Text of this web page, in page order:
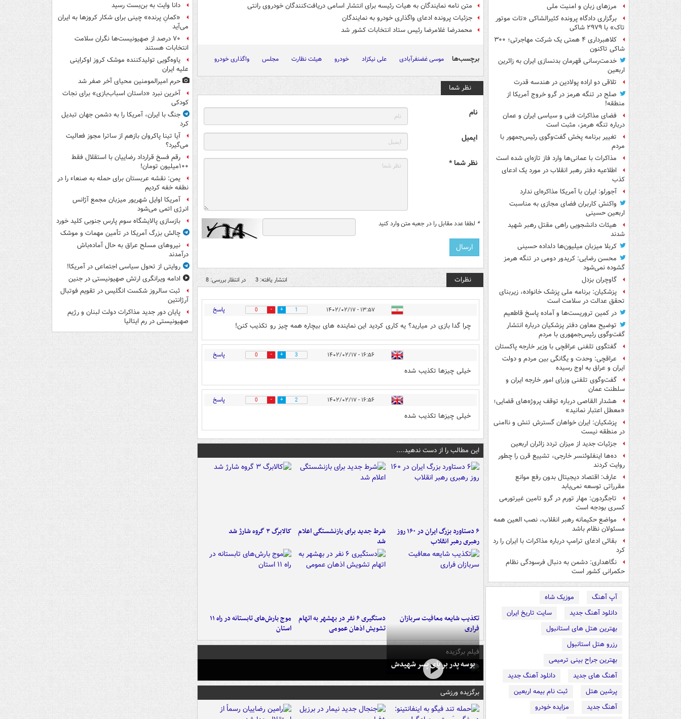
مرزهای زبان و امنیت ملی
برگزاری دادگاه پرونده کثیرالشاکی «تات موتور
تاک» با ۲۹۷۹ شاکی
کلاهبرداری ۴ همتی یک شرکت مهاجرتی؛ ۳۰۰
شاکی تاکنون
خدمت‌رسانی قهرمان بدنسازی ایران به زائرین
اربعین
تلاقی دو اراده پولادین در هندسه قدرت
صلح در تنگه هرمز در گرو خروج آمریکا از
منطقه!
فضای مذاکرات فنی و سیاسی ایران و عمان
درباره تنگه هرمز، مثبت است
تغییر برنامه پخش گفت‌وگوی رئیس‌جمهور با
مردم
مذاکرات با عمانی‌ها وارد فاز تازه‌ای شده است
اطلاعیه دفتر رهبر انقلاب در مورد یک ادعای
کذب
آجورلو: ایران با آمریکا مذاکره‌ای ندارد
واکنش کاربران فضای مجازی به مناسبت
اربعین حسینی
هیئات دانشجویی راهی مقتل رهبر شهید
شدند
کربلا میزبان میلیون‌ها دلداده حسینی
محسن رضایی: کریدور دومی در تنگه هرمز
گشوده نمی‌شود
گاوچران بزدل
پزشکیان: برنامه ملی پزشک خانواده، زیربنای
تحقق عدالت در سلامت است
در کمین تروریست‌ها و آماده پاسخ قاطعیم
توضیح معاون دفتر پزشکیان درباره انتشار
گفت‌وگوی رئیس‌جمهوری با مردم
گفتگوی تلفنی عراقچی با وزیر خارجه پاکستان
عراقچی: وحدت و یگانگی بین مردم و دولت
ایران و عراق به اوج رسیده
گفت‌وگوی تلفنی وزرای امور خارجه ایران و
سلطنت عمان
هشدار القاصی درباره توقف پروژه‌های قضایی؛
«معطل اعتبار نمانید»
پزشکیان: ایران خواهان گسترش تنش و ناامنی
در منطقه نیست
جزئیات جدید از میزان تردد زائران اربعین
ده‌ها اینفلوئنسر خارجی، تشییع قرن را چطور
روایت کردند
عارف: اقتصاد دیجیتال بدون رفع موانع
مقرراتی توسعه نمی‌یابد
تاجگردون: مهار تورم در گرو تامین غیرتورمی
کسری بودجه است
مواضع حکیمانه رهبر انقلاب، نصب العین همه
مسئولان نظام باشد
بقائی ادعای ترامپ درباره مذاکرات با ایران را رد
کرد
نگاهداری: دشمن به دنبال فرسودگی نظام
حکمرانی کشور است
آپ آهنگ
موزیک شاه
دانلود آهنگ جدید
سایت تاریخ ایران
بهترین هتل های استانبول
رزرو هتل استانبول
بهترین جراح بینی ترمیمی
آهنگ های جدید
دانلود آهنگ جدید
پرشین هتل
ثبت نام بیمه اربعین
آهنگ جدید
مزایده خودرو
متن نامه نمایندگان به هیات رئیسه برای انتشار اسامی دریافت‌کنندگان خودروی رانتی
جزئیات پرونده ادعای واگذاری خودرو به نمایندگان
محمدرضا غلامرضا رئیس ستاد انتخابات کشور شد
برچسب‌ها موسی غضنفرآبادی علی نیکزاد خودرو هیئت نظارت مجلس واگذاری خودرو
نظر شما
نام
ایمیل
نظر شما *
* لطفا عدد مقابل را در جعبه متن وارد کنید
نظرات انتشار یافته: 3 در انتظار بررسی: 8
۱۳:۵۷ - ۱۴۰۲/۰۲/۱۷ 1
0 پاسخ
چرا گدا بازی در میارید؟ یه کاری کردید این نماینده های بیچاره همه چیز رو تکذیب کنن!
۱۶:۵۶ - ۱۴۰۲/۰۲/۱۷ 3
0 پاسخ
خیلی چیزها تکذیب شده
۱۶:۵۶ - ۱۴۰۲/۰۲/۱۷ 2
0 پاسخ
خیلی چیزها تکذیب شده
این مطالب را از دست ندهید....
۶ دستاورد بزرگ ایران در ۱۶۰ روز
رهبری رهبر انقلاب
شرط جدید برای بازنشستگی اعلام
شد
کالابرگ ۳ گروه شارژ شد
تکذیب شایعه معافیت سربازان
فراری
دستگیری ۶ نفر در بهشهر به اتهام
تشویش اذهان عمومی
موج بارش‌های تابستانه در راه ۱۱
استان
فیلم برگزیده
بوسه‌ پدر بر پای پسر شهیدش
برگزیده ورزشی
دانا وایت به بن‌بست رسید
«کمانِ پرنده» چینی برای شکار کروزها به ایران
می‌آید
۷۰ درصد از صهیونیست‌ها نگران سلامت
انتخابات هستند
یاوه‌گویی تولیدکننده موشک کروز اوکراینی
علیه ایران
حرم امیرالمومنین محیای آخر صفر شد
آخرین نبرد «داستان اسباب‌بازی» برای نجات
کودکی
جنگ با ایران، آمریکا را به دشمن جهان تبدیل
کرد
آیا تینا پاکروان بازهم از ساترا مجوز فعالیت
می‌گیرد؟
رقم فسخ قرارداد رضاییان با استقلال فقط
۱۰۰میلیون تومان!
یمن: نقشه عربستان برای حمله به صنعاء را در
نطفه خفه کردیم
آمریکا اوایل شهریور میزبان مجمع آژانس
انرژی اتمی می‌شود
بازسازی پالایشگاه سوم پارس جنوبی کلید خورد
چالش بزرگ آمریکا در تأمین مهمات و موشک
نیروهای مسلح عراق به حال آماده‌باش
درآمدند
روایتی از تحول سیاسی اجتماعی در آمریکا!
ادامه ویرانگری ارتش صهیونیستی در جنین
ثبت سالروز شکست انگلیس در تقویم فوتبال
آرژانتین
پایان دور جدید مذاکرات دولت لبنان و رژیم
صهیونیستی در رم ایتالیا